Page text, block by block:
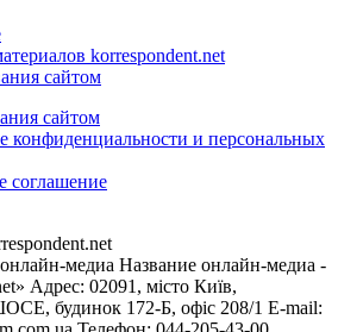
korrespondent.net
сайтом
сайтом
конфиденциальности и персональных
соглашение
медиа Название онлайн-медиа -
Адрес: 02091, місто Київ,
будинок 172-Б, офіс 208/1 E-mail: